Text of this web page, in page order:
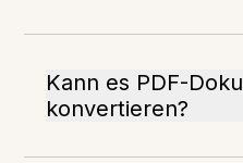
Kann es PDF-
konvertieren?